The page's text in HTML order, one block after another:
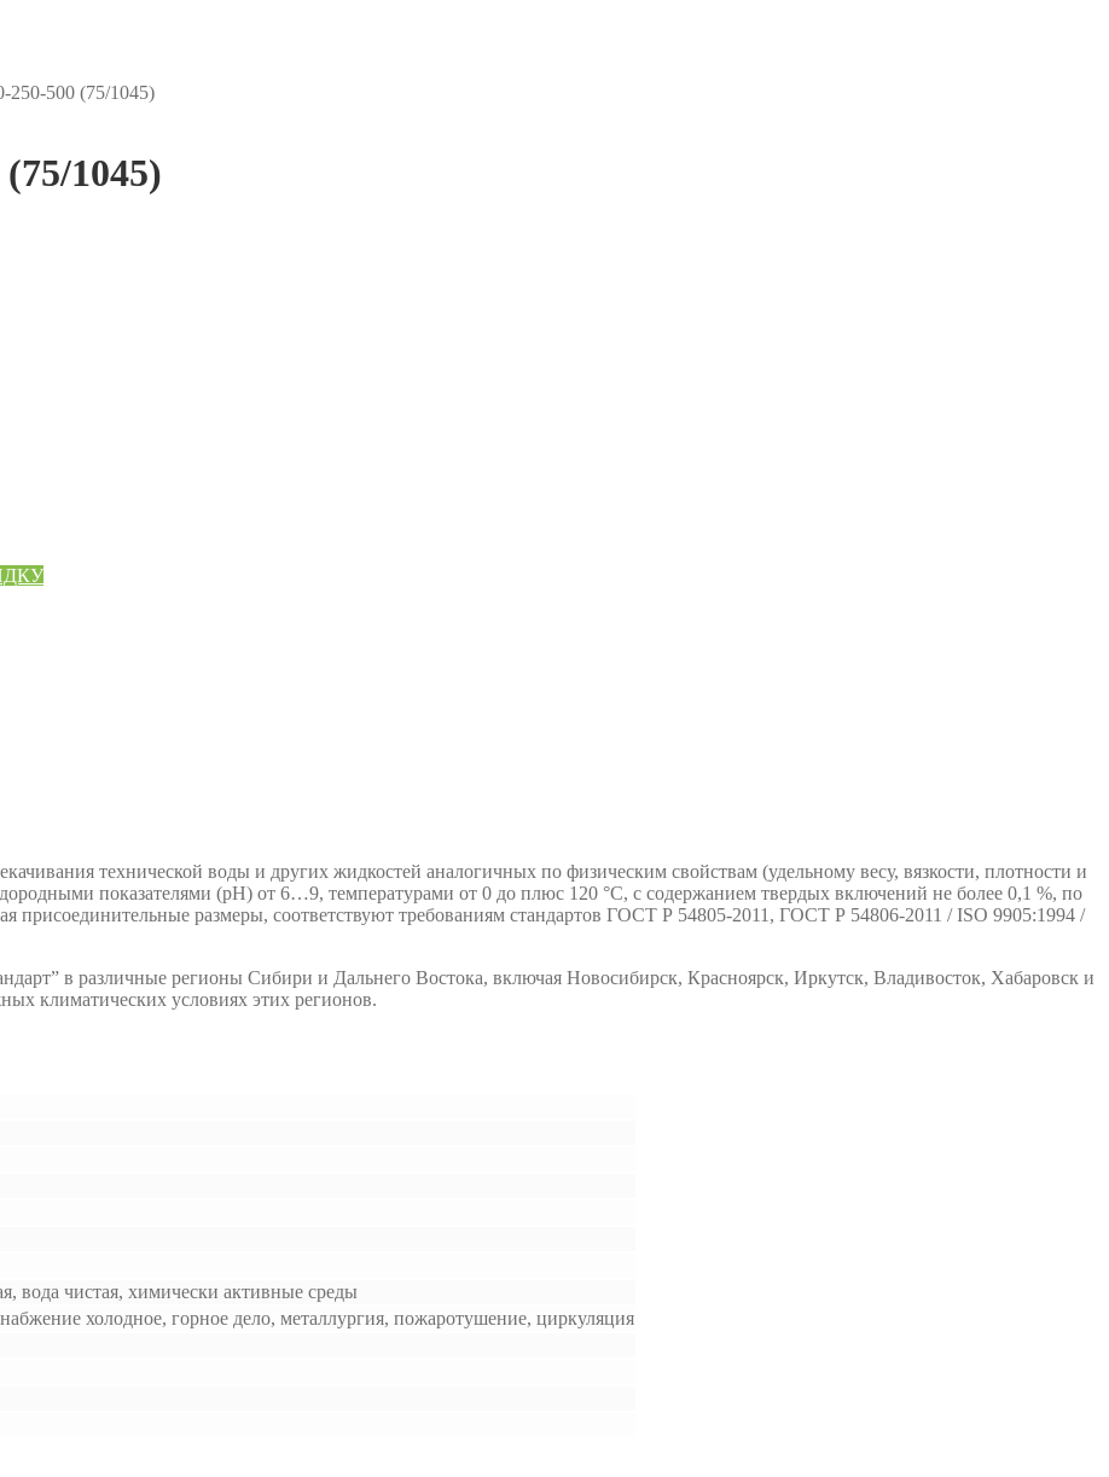
250-500 (75/1045)
1045)
технической воды и других жидкостей аналогичных по физическим свойствам (удельному весу, вязкости, плотности и
показателями (рН) от 6…9, температурами от 0 до плюс 120 °С, с содержанием твердых включений не более 0,1 %, по
присоединительные размеры, соответствуют требованиям стандартов ГОСТ Р 54805-2011, ГОСТ Р 54806-2011 / ISO 9905:1994 /
в различные регионы Сибири и Дальнего Востока, включая Новосибирск, Красноярск, Иркутск, Владивосток, Хабаровск и
климатических условиях этих регионов.
вода чистая, химически активные среды
холодное, горное дело, металлургия, пожаротушение, циркуляция